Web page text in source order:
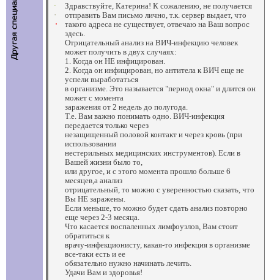
Здравствуйте, Катерина! К сожалению, не получается
отправить Вам письмо лично, т.к. сервер выдает, что
такого адреса не существует, отвечаю на Ваш вопрос
здесь.
Отрицательный анализ на ВИЧ-инфекцию человек
может получить в двух случаях:
1. Когда он НЕ инфицирован.
2. Когда он инфицирован, но антитела к ВИЧ еще не
успели выработаться
в организме. Это называется "период окна" и длится он
может с момента
заражения от 2 недель до полугода.
Т.е. Вам важно понимать одно. ВИЧ-инфекция
передается только через
незащищенный половой контакт и через кровь (при
использовании
нестерильных медицинских инструментов). Если в
Вашей жизни было то,
или другое, и с этого момента прошло больше 6
месяцев,а анализ
отрицательный, то можно с уверенностью сказать, что
Вы НЕ заражены.
Если меньше, то можно будет сдать анализ повторно
еще через 2-3 месяца.
Что касается воспаленных лимфоузлов, Вам стоит
обратиться к
врачу-инфекционисту, какая-то инфекция в организме
все-таки есть и ее
обязательно нужно начинать лечить.
Удачи Вам и здоровья!